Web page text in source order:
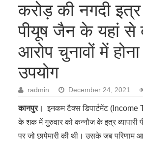
करोड़ की नगदी इत्र
पीयूष जैन के यहां से
आरोप चुनावों में
उपयोग
radmin December 24, 2021
कानपुर।इनकम टैक्स डिपार्टमेंट (Income
के शक में गुरुवार को कन्नौज के इत्र व्यापारी
पर जो छापेमारी की थी। उसके जब परिणाम